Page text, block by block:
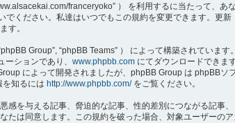
franceryoko” ） を利用するに当たって、
ください。私達はいつでもこの規約を変更できます。更新
す。
Group”, “phpBB Teams” ） によって構築されています
ーションであり、 www.phpbb.com にてダウンロードできま
によって開発されましたが、phpBB Group は phpBBソ
知るには http://www.phpbb.com/をご覧ください。
を与える記事、脅迫的な記事、性的差別につながる記事
たは同意します。この規約を破った場合、対象ユーザーの